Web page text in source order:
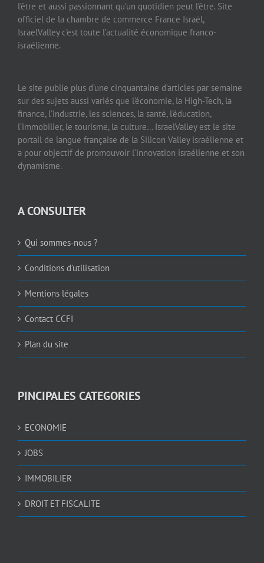
l’être et aussi passionnant qu’un quotidien peut l’être. Site
officiel de la chambre de commerce France Israël,
IsraelValley c’est toute l’actualité économique franco-
israélienne.
Le site publie plus d’une cinquantaine d’articles par semaine
sur des sujets aussi variés que l’économie, la High-Tech, la
finance, l’industrie, les sciences, la santé, l’éducation,
l’immobilier, le tourisme, la culture… IsraelValley est le site
portail de langue française de la Silicon Valley israélienne et
a pour objectif de promouvoir l’innovation israélienne et son
dynamisme.
A CONSULTER
Qui sommes-nous ?
Conditions d’utilisation
Mentions légales
Contact CCFI
Plan du site
PINCIPALES CATEGORIES
ECONOMIE
JOBS
IMMOBILIER
DROIT ET FISCALITE